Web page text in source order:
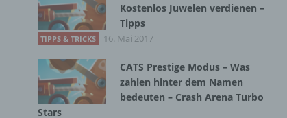
Kostenlos Juwelen verdienen –
Tipps
TIPPS & TRICKS 16. Mai 2017
CATS Prestige Modus – Was
zahlen hinter dem Namen
bedeuten – Crash Arena Turbo
Stars